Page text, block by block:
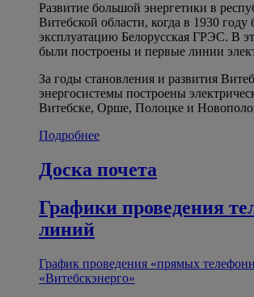
Развитие большой энергетики в
Витебской области, когда в 1930
эксплуатацию Белорусская ГРЭС. В
были построены и первые линии
За годы становления и развития
энергосистемы построены
Витебске, Орше, Полоцке и
Подробнее
Доска почета
Графики проведения
линий
График проведения «прямых
«Витебскэнерго»